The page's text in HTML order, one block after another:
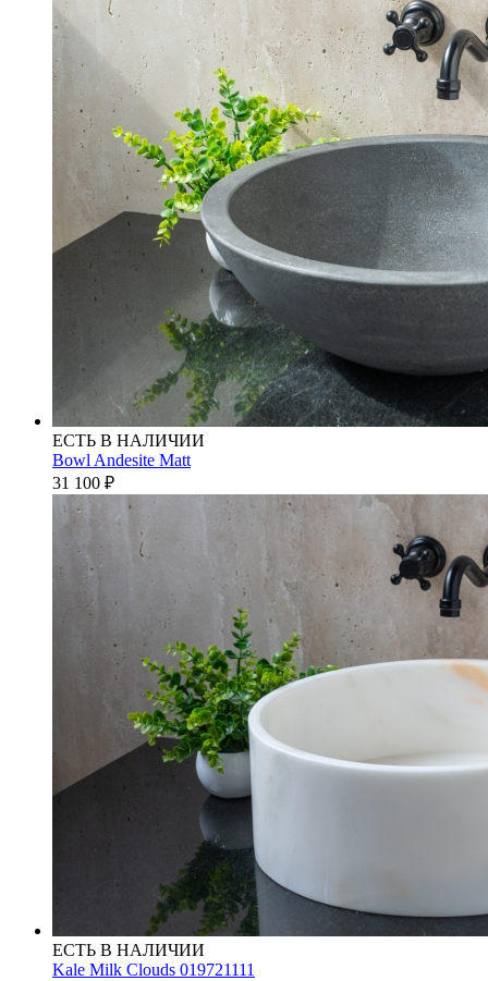
ЕСТЬ В НАЛИЧИИ
Bowl Andesite Matt
31 100 ₽
ЕСТЬ В НАЛИЧИИ
Kale Milk Clouds 019721111